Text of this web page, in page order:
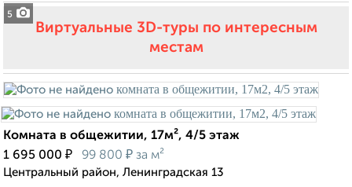
5
Виртуальные 3D-туры по интересным
местам
Комната в общежитии, 17м², 4/5 этаж
1 695 000 ₽ 99 800 ₽ за м²
Центральный район, Ленинградская 13